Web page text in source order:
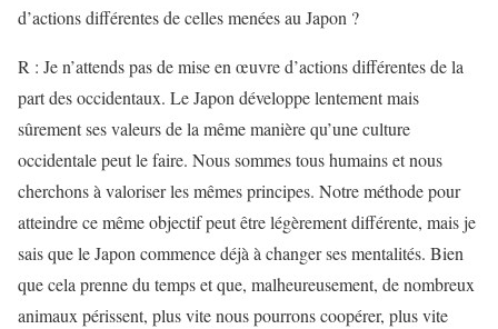
d’actions différentes de celles menées au Japon ?
R : Je n’attends pas de mise en œuvre d’actions différentes de la
part des occidentaux. Le Japon développe lentement mais
sûrement ses valeurs de la même manière qu’une culture
occidentale peut le faire. Nous sommes tous humains et nous
cherchons à valoriser les mêmes principes. Notre méthode pour
atteindre ce même objectif peut être légèrement différente, mais je
sais que le Japon commence déjà à changer ses mentalités. Bien
que cela prenne du temps et que, malheureusement, de nombreux
animaux périssent, plus vite nous pourrons coopérer, plus vite